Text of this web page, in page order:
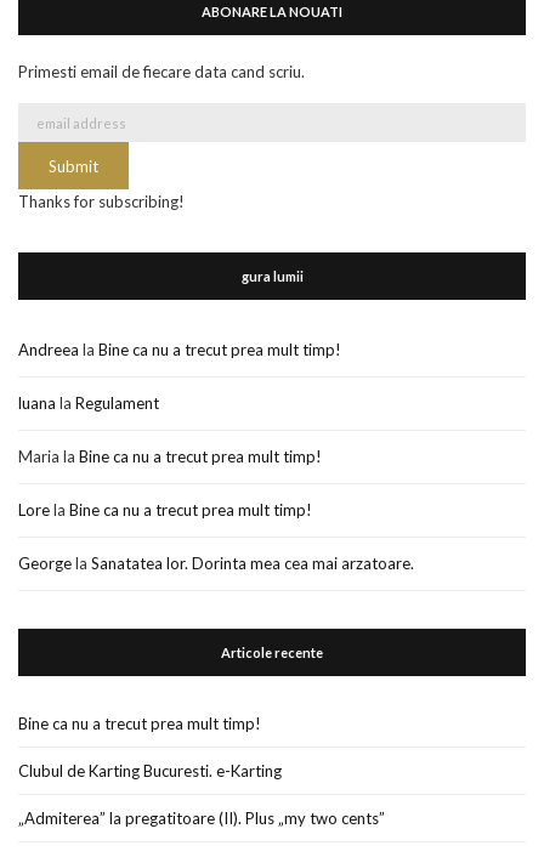
ABONARE LA NOUATI
Primesti email de fiecare data cand scriu.
Thanks for subscribing!
gura lumii
Andreea la Bine ca nu a trecut prea mult timp!
luana la Regulament
Maria la Bine ca nu a trecut prea mult timp!
Lorela Bine ca nu a trecut prea mult timp!
Georgela Sanatatea lor. Dorinta mea cea mai arzatoare.
Articole recente
Bine ca nu a trecut prea mult timp!
Clubul de Karting Bucuresti. e-Karting
„Admiterea” la pregatitoare (II). Plus „my two cents”